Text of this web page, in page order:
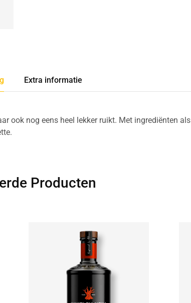
Extra informatie
ook nog eens heel lekker ruikt. Met ingrediënten als
Producten